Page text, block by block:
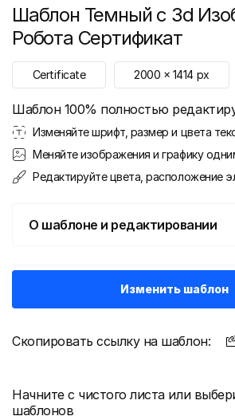
Шаблон Темный с 3d
Робота Сертификат
Certificate 2000 x 1414 px
Шаблон 100% полностью
Изменяйте шрифт, размер и цвета
Меняйте изображения и графику
Редактируйте цвета, расположение
О шаблоне и редактировании
Изменить шаблон
Скопировать ссылку на шаблон:
Начните с чистого листа или
шаблонов